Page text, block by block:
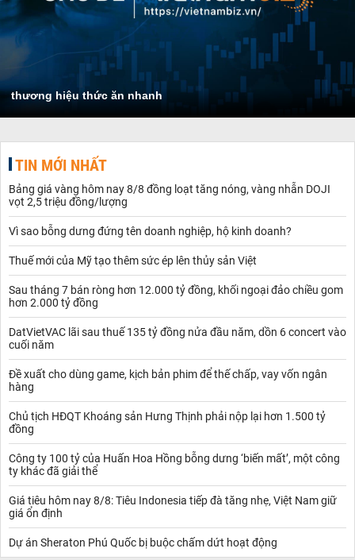
thương hiệu thức ăn nhanh
TIN MỚI NHẤT
Bảng giá vàng hôm nay 8/8 đồng loạt tăng nóng, vàng nhẫn DOJI
vọt 2,5 triệu đồng/lượng
Vì sao bỗng dưng đứng tên doanh nghiệp, hộ kinh doanh?
Thuế mới của Mỹ tạo thêm sức ép lên thủy sản Việt
Sau tháng 7 bán ròng hơn 12.000 tỷ đồng, khối ngoại đảo chiều gom
hơn 2.000 tỷ đồng
DatVietVAC lãi sau thuế 135 tỷ đồng nửa đầu năm, dồn 6 concert vào
cuối năm
Đề xuất cho dùng game, kịch bản phim để thế chấp, vay vốn ngân
hàng
Chủ tịch HĐQT Khoáng sản Hưng Thịnh phải nộp lại hơn 1.500 tỷ
đồng
Công ty 100 tỷ của Huấn Hoa Hồng bỗng dưng ‘biến mất’, một công
ty khác đã giải thể
Giá tiêu hôm nay 8/8: Tiêu Indonesia tiếp đà tăng nhẹ, Việt Nam giữ
giá ổn định
Dự án Sheraton Phú Quốc bị buộc chấm dứt hoạt động